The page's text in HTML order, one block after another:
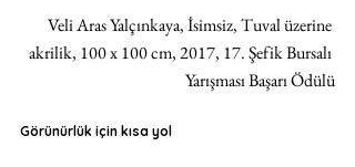
Veli Aras Yalçınkaya, İsimsiz, Tuval üzerine
akrilik, 100 x 100 cm, 2017, 17. Şefik Bursalı
Yarışması Başarı Ödülü
Görünürlük için kısa yol